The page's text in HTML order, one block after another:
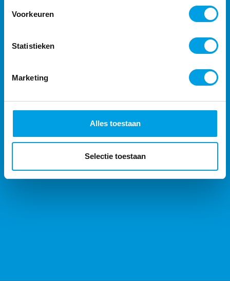
Voorkeuren
Statistieken
Marketing
Alles toestaan
Selectie toestaan